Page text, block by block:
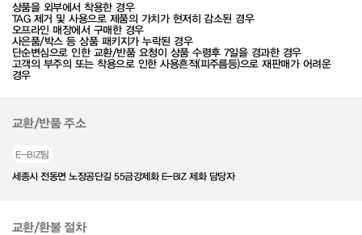
상품을 외부에서 착용한 경우
TAG 제거 및 사용으로 제품의 가치가 현저히 감소된 경우
오프라인 매장에서 구매한 경우
사은품/박스 등 상품 패키지가 누락된 경우
단순변심으로 인한 교환/반품 요청이 상품 수령후 7일을 경과한 경우
고객의 부주의 또는 착용으로 인한 사용흔적(피주름등)으로 재판매가 어려운
경우
교환/반품 주소
E-BIZ팀
세종시 전동면 노장공단길 55금강제화 E-BIZ 제화 담당자
교환/환불 절차